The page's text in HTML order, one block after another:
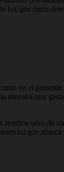
luz que rigen
en el
una
de
que